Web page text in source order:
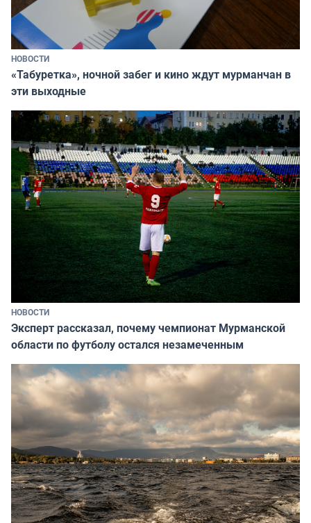
НОВОСТИ
«Табуретка», ночной забег и кино ждут мурманчан в
эти выходные
НОВОСТИ
Эксперт рассказал, почему чемпионат Мурманской
области по футболу остался незамеченным